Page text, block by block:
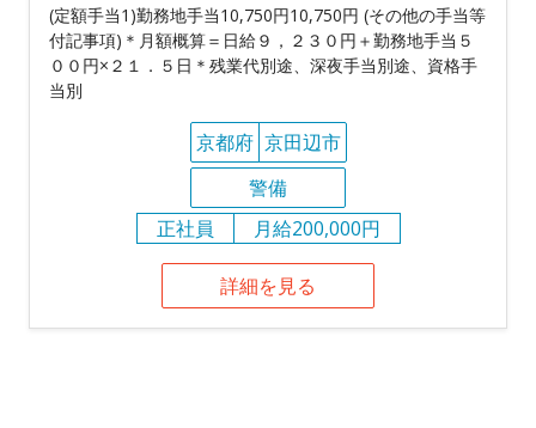
(定額手当1)勤務地手当10,750円10,750円 (その他の手当等
付記事項)＊月額概算＝日給９，２３０円＋勤務地手当５
００円×２１．５日＊残業代別途、深夜手当別途、資格手
当別
京都府 京田辺市
警備
正社員
月給200,000円
詳細を見る